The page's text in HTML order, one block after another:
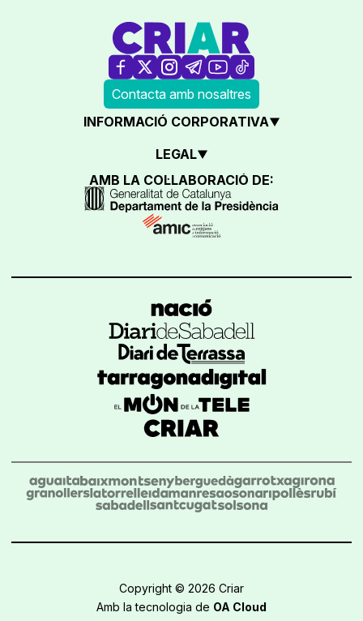
Contacta amb nosaltres
INFORMACIÓ CORPORATIVA
LEGAL
AMB LA COL·LABORACIÓ DE:
Copyright © 2026 Criar
Amb la tecnologia de OA Cloud